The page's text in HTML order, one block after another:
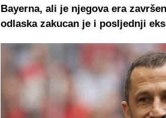
Bayerna, ali je njegova era
odlaska zakucan je i posljednji